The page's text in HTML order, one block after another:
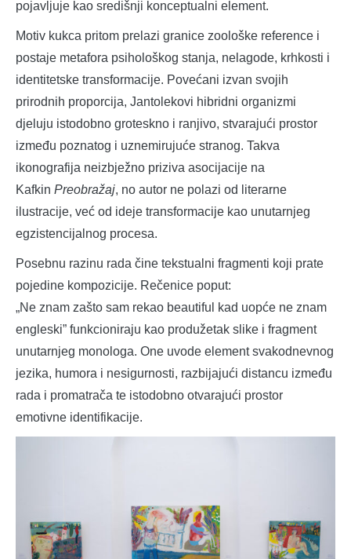
pojavljuje kao središnji konceptualni element.
Motiv kukca pritom prelazi granice zoološke reference i
postaje metafora psihološkog stanja, nelagode, krhkosti i
identitetske transformacije. Povećani izvan svojih
prirodnih proporcija, Jantolekovi hibridni organizmi
djeluju istodobno groteskno i ranjivo, stvarajući prostor
između poznatog i uznemirujuće stranog. Takva
ikonografija neizbježno priziva asocijacije na
Kafkin Preobražaj, no autor ne polazi od literarne
ilustracije, već od ideje transformacije kao unutarnjeg
egzistencijalnog procesa.
Posebnu razinu rada čine tekstualni fragmenti koji prate
pojedine kompozicije. Rečenice poput:
„Ne znam zašto sam rekao beautiful kad uopće ne znam
engleski” funkcioniraju kao produžetak slike i fragment
unutarnjeg monologa. One uvode element svakodnevnog
jezika, humora i nesigurnosti, razbijajući distancu između
rada i promatrača te istodobno otvarajući prostor
emotivne identifikacije.